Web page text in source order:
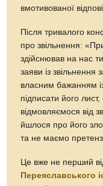
вмотивованої
Після тривалого
про звільнення:
здійснював на нас
заяви із звільнення
власним бажанням
підписати його
відмовляємося від
йшлося про його
та не маємо
Це вже не перший
Переяславського